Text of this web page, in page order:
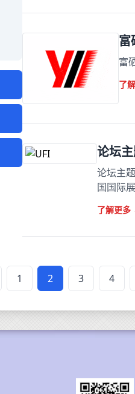
富
富
了
论坛
论坛主
国国际
了解更多
1 2 3 4